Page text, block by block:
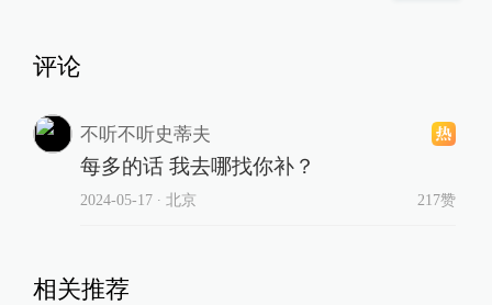
评论
不听不听史蒂夫
每多的话 我去哪找你补？
2024-05-17∙ 北京 217赞
相关推荐